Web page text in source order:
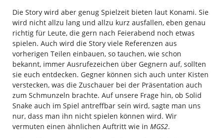
Die Story wird aber genug Spielzeit bieten laut Konami. Sie
wird nicht allzu lang und allzu kurz ausfallen, eben genau
richtig für Leute, die gern nach Feierabend noch etwas
spielen. Auch wird die Story viele Referenzen aus
vorherigen Teilen einbauen, so tauchen, wie schon
bekannt, immer Ausrufezeichen über Gegnern auf, sollten
sie euch entdecken. Gegner können sich auch unter Kisten
verstecken, was die Zuschauer bei der Präsentation auch
zum Schmunzeln brachte. Auf unsere Frage hin, ob Solid
Snake auch im Spiel antreffbar sein wird, sagte man uns
nur, dass man ihn nicht spielen können wird. Wir
vermuten einen ähnlichen Auftritt wie in MGS2.